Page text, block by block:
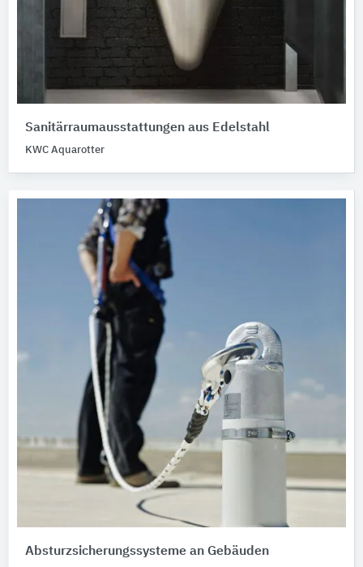
Sanitärraumausstattungen aus Edelstahl
KWC Aquarotter
Absturzsicherungssysteme an Gebäuden